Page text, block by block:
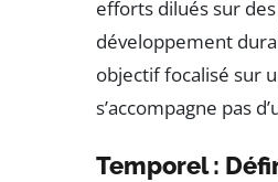
efforts dilués sur
développement
objectif focalisé sur
s’accompagne pas
Temporel :